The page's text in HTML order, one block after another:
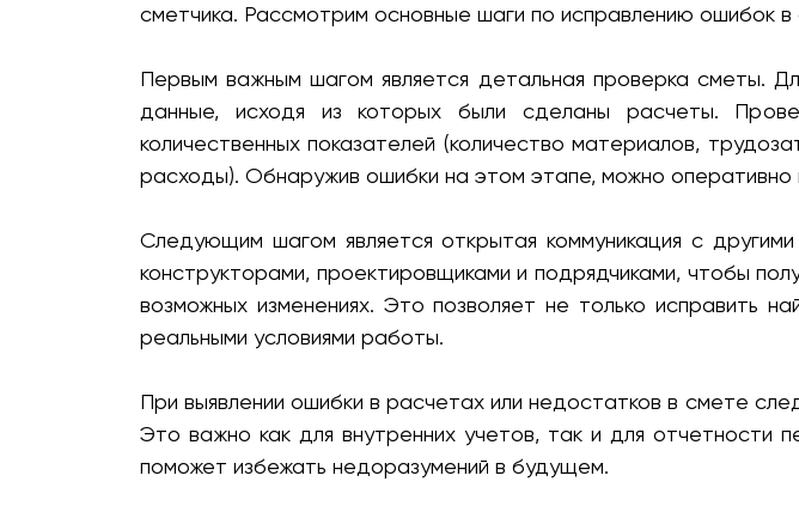
сметчика. Рассмотрим основные шаги по исправлению ошибок
Первым важным шагом является детальная проверка сметы.
данные, исходя из которых были сделаны расчеты.
количественных показателей (количество материалов,
расходы). Обнаружив ошибки на этом этапе, можно оперативно
Следующим шагом является открытая коммуникация с
конструкторами, проектировщиками и подрядчиками, чтобы
возможных изменениях. Это позволяет не только исправить
реальными условиями работы.
При выявлении ошибки в расчетах или недостатков в смете
Это важно как для внутренних учетов, так и для отчетности
поможет избежать недоразумений в будущем.